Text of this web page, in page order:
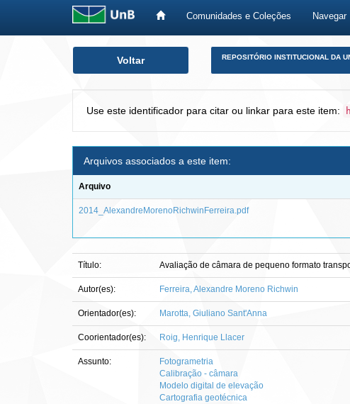
Comunidades e Coleções Navegar
Voltar REPOSITÓRIO INSTITUCIONAL DA
Use este identificador para citar ou linkar para este item:
Arquivos associados a este item:
Arquivo
2014_AlexandreMorenoRichwinFerreira.pdf
Título: Avaliação de câmara de pequeno formato
Autor(es): Ferreira, Alexandre Moreno Richwin
Orientador(es): Marotta, Giuliano Sant'Anna
Coorientador(es): Roig, Henrique Llacer
Assunto:
Fotogrametria
Calibração - câmara
Modelo digital de elevação
Cartografia geotécnica